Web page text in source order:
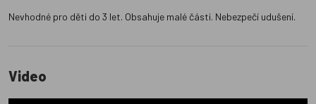
Nevhodné pro děti do 3 let. Obsahuje malé části. Nebezpečí udušení.
Video